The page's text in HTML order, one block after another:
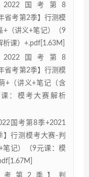
2022国考第8
省考第2季】行测模
+（讲义+笔记）（9
课）+.pdf[1.63M]
2022国考第8
省考第2季】行测模
+（讲义+笔记（含
：模考大赛解析
国考第8季+2021
】行测模考大赛-判
笔记）（9元课：模